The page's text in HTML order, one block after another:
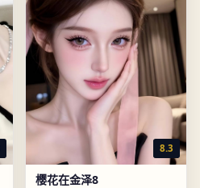
8.3
樱花在金泽8